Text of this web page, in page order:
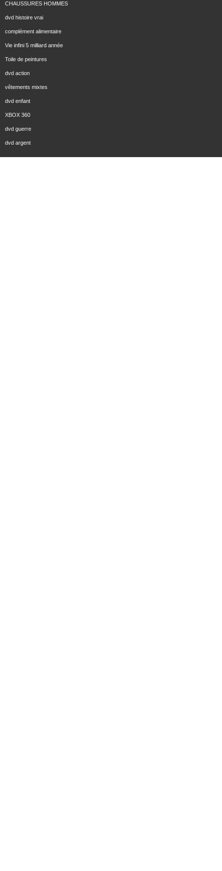
CHAUSSURES HOMMES
dvd histoire vrai
complément alimentaire
Vie infini 5 milliard année
Toile de peintures
dvd action
vêtements mixtes
dvd enfant
XBOX 360
dvd guerre
dvd argent